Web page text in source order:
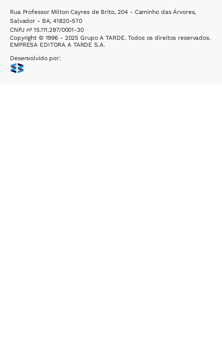
Rua Professor Milton Cayres de Brito, 204 - Caminho das Árvores,
Salvador - BA, 41820-570
CNPJ nº 15.111.297/0001-30
Copyright © 1996 - 2025 Grupo A TARDE. Todos os direitos reservados.
EMPRESA EDITORA A TARDE S.A.
Desenvolvido por: